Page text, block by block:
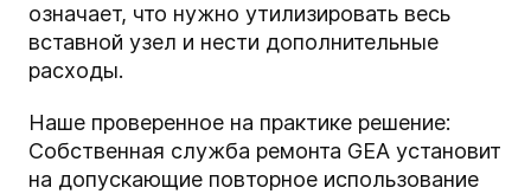
означает, что нужно утилизировать весь
вставной узел и нести дополнительные
расходы.
Наше проверенное на практике решение:
Собственная служба ремонта GEA установит
на допускающие повторное использование